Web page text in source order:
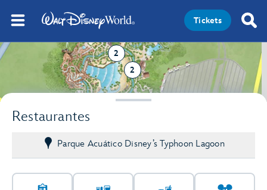
Tickets
Restaurantes
Parque Acuático Disney’s Typhoon Lagoon
2
2
2